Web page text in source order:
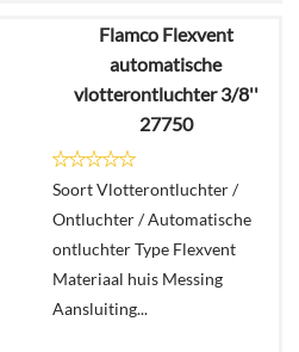
€30,72
€26,05
In
winkelmand
Flamco Flexvent
automatische
vlotterontluchter 3/8''
27750
Soort Vlotterontluchter /
Ontluchter / Automatische
ontluchter Type Flexvent
Materiaal huis Messing
Aansluiting...